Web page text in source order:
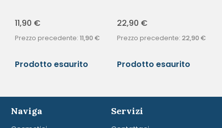
11,90 €
Prezzo precedente: 11,90 €
Prodotto esaurito
22,90 €
Prezzo precedente: 22,90 €
Prodotto esaurito
Naviga Servizi